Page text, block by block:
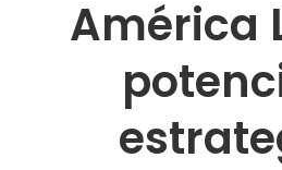
América